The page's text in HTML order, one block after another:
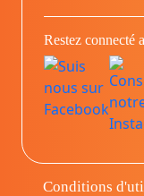
Restez connecté
Conditions